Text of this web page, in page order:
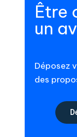
Être
un
Déposez
des